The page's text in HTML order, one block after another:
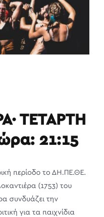
ΤΕΤΑΡΤΗ
21:15
περίοδο το ΔΗ.ΠΕ.ΘΕ.
(1753) του
συνδυάζει την
για τα παιχνίδια